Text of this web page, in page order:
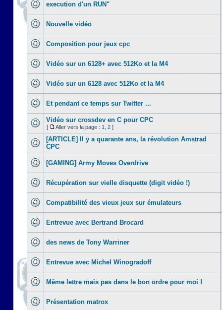
execution d'un RUN"
Nouvelle vidéo
Composition pour jeux cpc
Vidéo sur un 6128+ avec 512Ko et la M4
Vidéo sur un 6128 avec 512Ko et la M4
Et pendant ce temps sur Twitter ...
Vidéo sur crossdev en C pour CPC
[ Aller vers la page : 1 2 ]
[ARTICLE] Il y a quarante ans, la révolution Amstrad
CPC
[GAMING] Army Moves Overdrive
Récupération sur vielle disquette (digit vidéo !)
Compatibilité des vieux jeux sur émulateurs
Entrevue avec Bertrand Brocard
des news de Tony Warriner
Entrevue avec Michel Winogradoff
Même lettre mais pas dans le bon ordre pour moi !
Présentation matrox